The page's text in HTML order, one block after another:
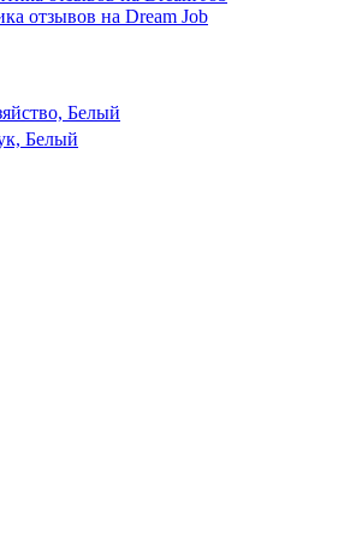
отзывов на Dream Job
Белый
Белый